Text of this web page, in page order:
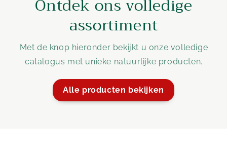
Ontdek ons volledige
assortiment
Met de knop hieronder bekijkt u onze volledige
catalogus met unieke natuurlijke producten.
Alle producten bekijken